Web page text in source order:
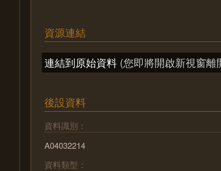
資源連結
連結到原始資料 (您即將開啟新視窗離
後設資料
資料識別：
A04032214
資料類型：